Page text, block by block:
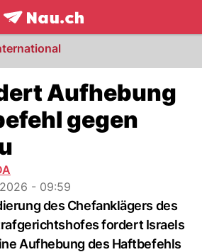
frontpage.NAU.ch
Aufhebung
gegen
- 09:59
des Chefanklägers des
fordert Israels
Aufhebung des Haftbefehls